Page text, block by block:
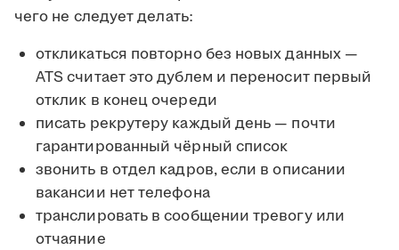
чего не следует делать:
откликаться повторно без новых данных —
ATS считает это дублем и переносит первый
отклик в конец очереди
писать рекрутеру каждый день — почти
гарантированный чёрный список
звонить в отдел кадров, если в описании
вакансии нет телефона
транслировать в сообщении тревогу или
отчаяние